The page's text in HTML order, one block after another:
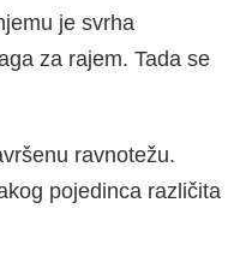
je svrha
za ra­jem. Tada se
ravnotežu.
pojedinca ra­zličita